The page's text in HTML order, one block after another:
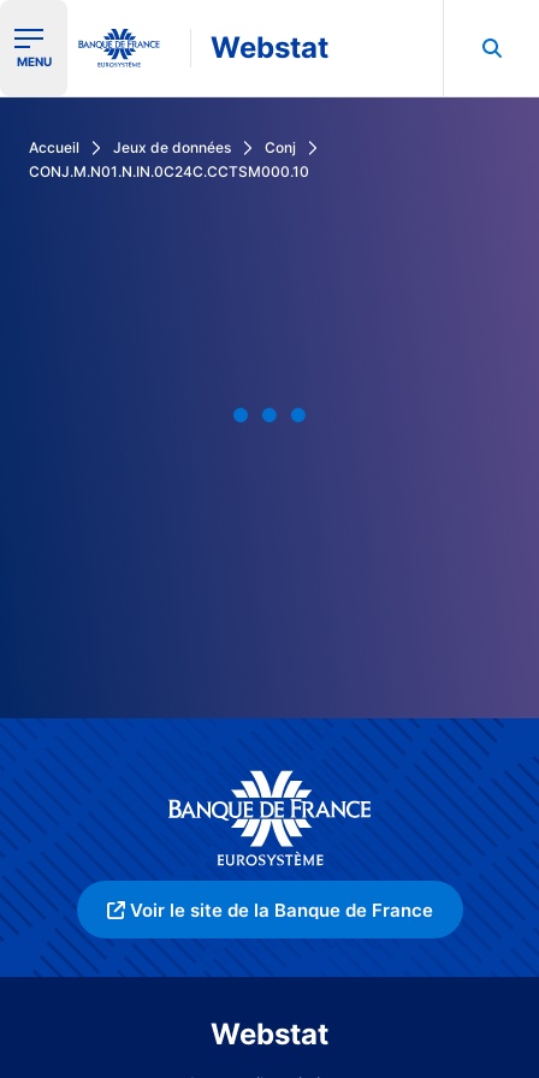
Ouvrir le menu de navigation
MENU Webstat
Accueil Jeux de données
Conj
CONJ.M.N01.N.IN.0C24C.CCTSM000.10
Voir le site de la Banque de France
Webstat